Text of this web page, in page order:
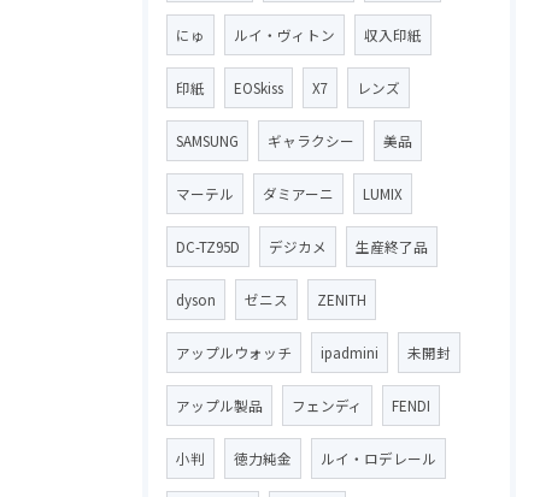
にゅ ルイ・ヴィトン 収入印紙
印紙 EOSkiss X7 レンズ
SAMSUNG ギャラクシー 美品
マーテル ダミアーニ LUMIX
DC-TZ95D デジカメ 生産終了品
dyson ゼニス ZENITH
アップルウォッチ ipadmini 未開封
アップル製品 フェンディ FENDI
小判 徳力純金 ルイ・ロデレール